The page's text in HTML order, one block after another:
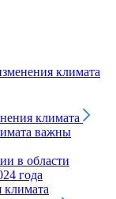
климата
климата
важны
в области
года
климата